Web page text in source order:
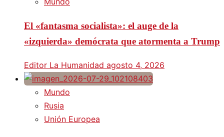
El «fantasma socialista»: el auge de la
«izquierda» demócrata que atormenta a Trump
Editor La Humanidad agosto 4, 2026
Mundo
Rusia
Unión Europea